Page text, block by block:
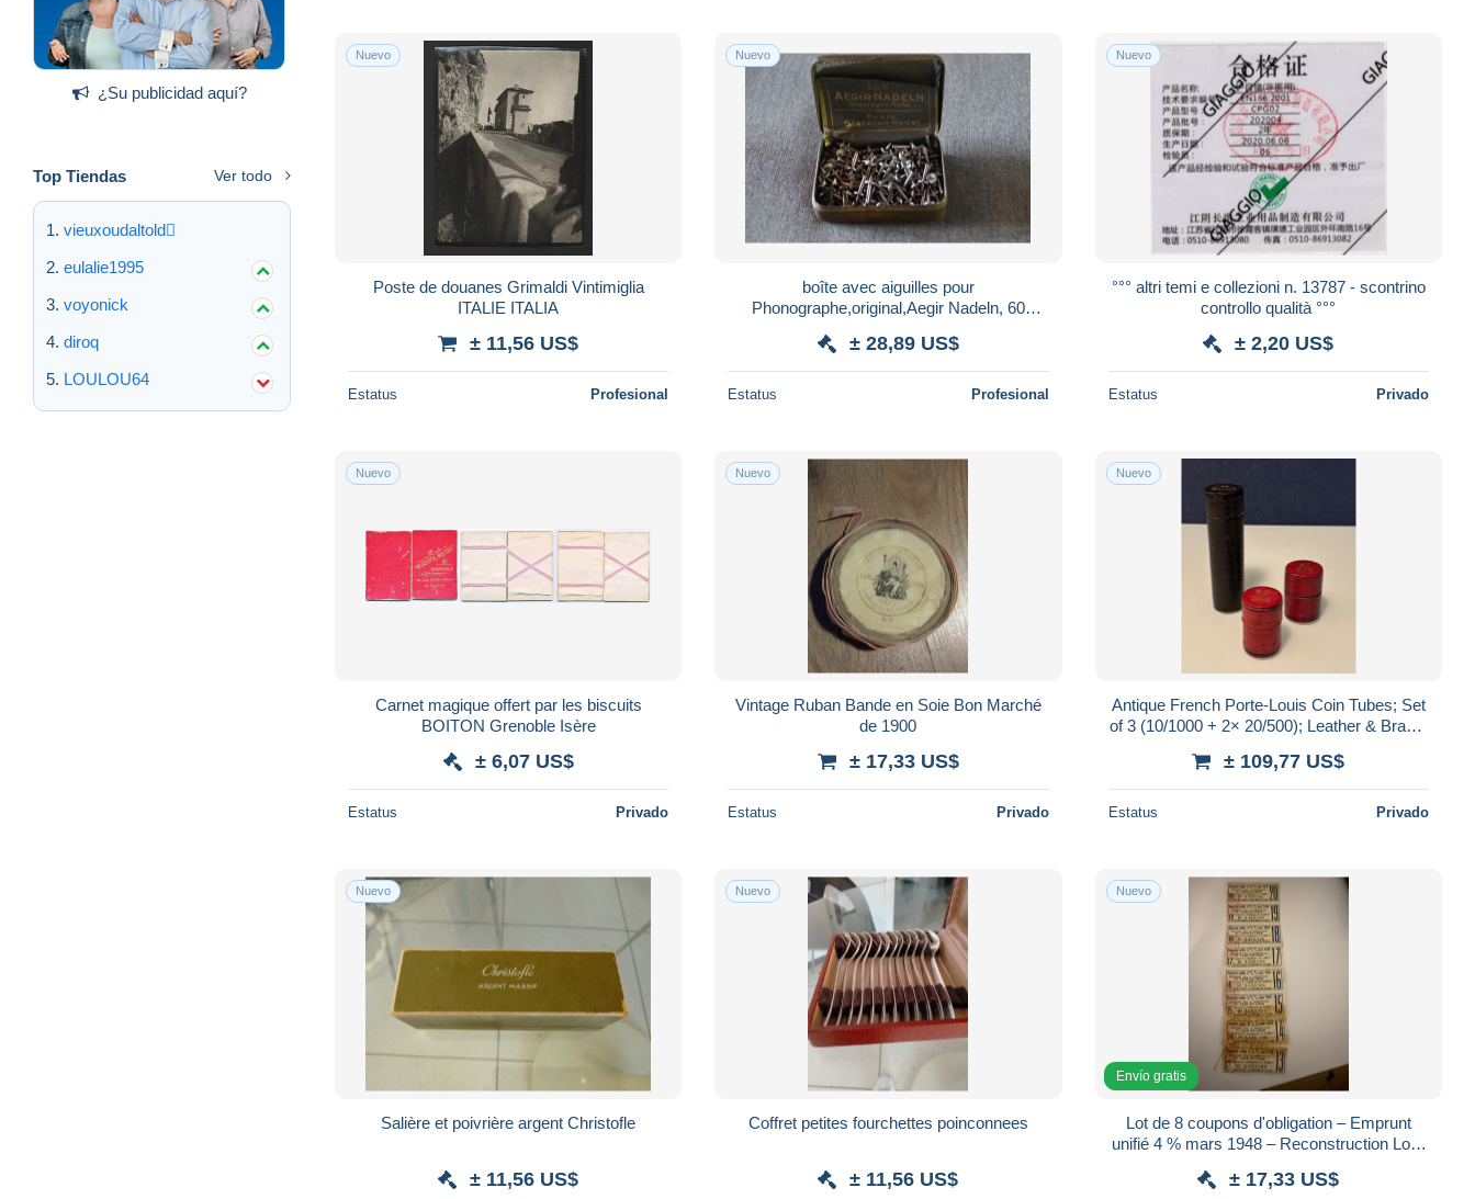
¿Su publicidad aquí?
Top Tiendas Ver todo
vieuxoudaltold
eulalie1995
voyonick
diroq
LOULOU64
Nuevo
Poste de douanes Grimaldi Vintimiglia
ITALIE ITALIA
± 11,56 US$
Estatus Profesional
Nuevo
boîte avec aiguilles pour
Phonographe,original,Aegir Nadeln, 60
± 28,89 US$
Estatus Profesional
Nuevo
°°° altri temi e collezioni n. 13787 - scontrino
controllo qualità °°°
± 2,20 US$
Estatus Privado
Nuevo
Carnet magique offert par les biscuits
BOITON Grenoble Isère
± 6,07 US$
Estatus Privado
Nuevo
Vintage Ruban Bande en Soie Bon Marché
de 1900
± 17,33 US$
Estatus Privado
Nuevo
Antique French Porte-Louis Coin Tubes; Set
of 3 (10/1000 + 2× 20/500); Leather & Brass,
± 109,77 US$
Estatus Privado
Nuevo
Salière et poivrière argent Christofle
± 11,56 US$
Nuevo
Coffret petites fourchettes poinconnees
± 11,56 US$
Nuevo
Envío gratis
Lot de 8 coupons d'obligation – Emprunt
unifié 4 % mars 1948 – Reconstruction Loir-
± 17,33 US$